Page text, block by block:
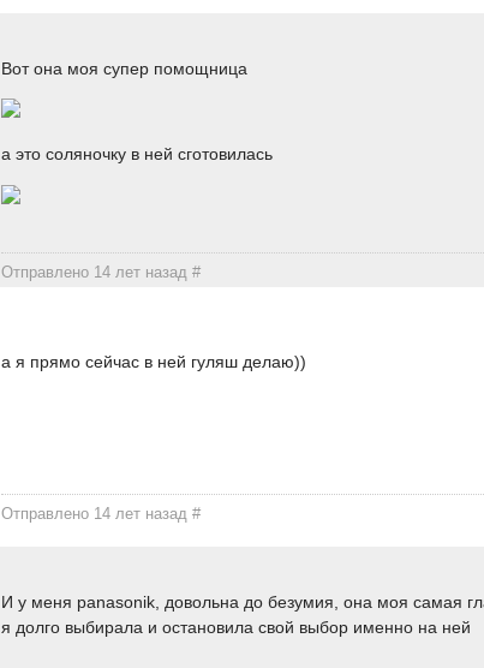
Вот она моя супер помощница
а это соляночку в ней сготовилась
Отправлено 14 лет назад#
а я прямо сейчас в ней гуляш делаю))
Отправлено 14 лет назад#
И у меня panasonik, довольна до безумия, она моя самая
я долго выбирала и остановила свой выбор именно на ней